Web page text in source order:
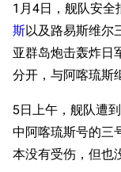
1月4日，舰队安全
斯以及路易斯维尔
亚群岛炮击轰炸日
分开，与阿喀琉斯
5日上午，舰队遭
中阿喀琉斯号的三
本没有受伤，但也